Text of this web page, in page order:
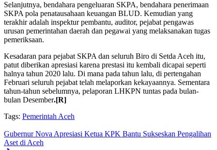
Selanjutnya, bendahara pengeluaran SKPA, bendahara penerimaan
SKPA pola penatausahaan keuangan BLUD. Kemudian yang
terakhir adalah inspektur pembantu, auditor, pejabat pengawas
urusan pemerintahan daerah dan pegawai yang melaksanakan tugas
pemeriksaan.
Kesadaran para pejabat SKPA dan seluruh Biro di Setda Aceh itu,
patut diberikan apresiasi karena prestasi itu kembali dicapai seperti
halnya tahun 2020 lalu. Di mana pada tahun lalu, di pertengahan
Februari seluruh pejabat telah melaporkan kekayaannya. Sementara
tahun-tahun sebelumnya, pelaporan LHKPN tuntas pada bulan-
bulan Desember.[R]
Tags: Pemerintah Aceh
Gubernur Nova Apresiasi Ketua KPK Bantu Sukseskan Pengalihan
Aset di Aceh